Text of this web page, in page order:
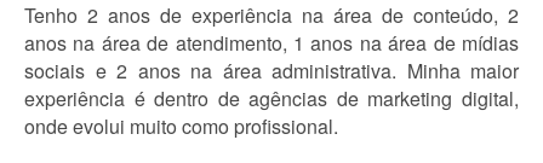
Tenho 2 anos de experiência na área de conteúdo, 2
anos na área de atendimento, 1 anos na área de mídias
sociais e 2 anos na área administrativa. Minha maior
experiência é dentro de agências de marketing digital,
onde evolui muito como profissional.